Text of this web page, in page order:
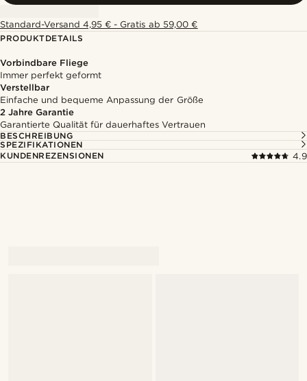
Standard-Versand 4,95 € - Gratis ab 59,00 €
PRODUKTDETAILS
Vorbindbare Fliege
Immer perfekt geformt
Verstellbar
Einfache und bequeme Anpassung der Größe
2 Jahre Garantie
Garantierte Qualität für dauerhaftes Vertrauen
BESCHREIBUNG
SPEZIFIKATIONEN
KUNDENREZENSIONEN
4.9